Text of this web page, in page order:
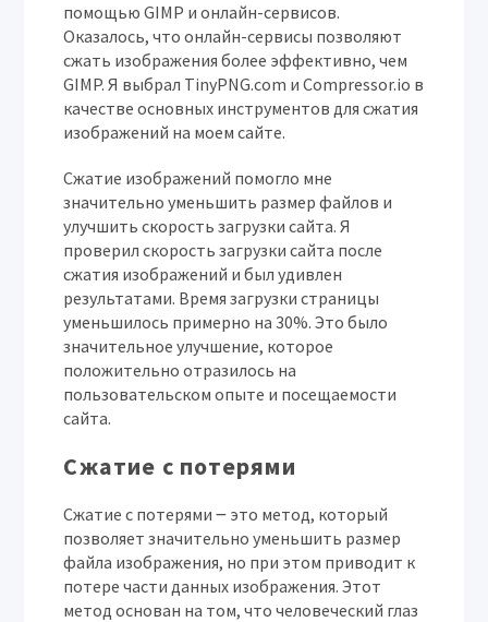
помощью GIMP и онлайн-сервисов.
Оказалось, что онлайн-сервисы позволяют
сжать изображения более эффективно, чем
GIMP. Я выбрал TinyPNG.com и Compressor.io в
качестве основных инструментов для сжатия
изображений на моем сайте.
Сжатие изображений помогло мне
значительно уменьшить размер файлов и
улучшить скорость загрузки сайта. Я
проверил скорость загрузки сайта после
сжатия изображений и был удивлен
результатами. Время загрузки страницы
уменьшилось примерно на 30%. Это было
значительное улучшение, которое
положительно отразилось на
пользовательском опыте и посещаемости
сайта.
Сжатие с потерями
Сжатие с потерями ౼ это метод, который
позволяет значительно уменьшить размер
файла изображения, но при этом приводит к
потере части данных изображения. Этот
метод основан на том, что человеческий глаз